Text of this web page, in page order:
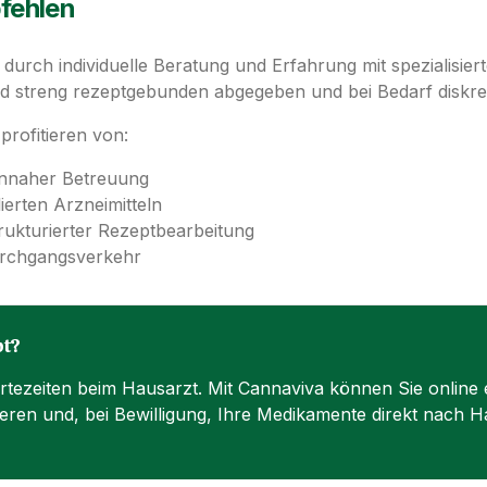
individuelle Beratung und Erfahrung mit
streng rezeptgebunden abgegeben und bei Bedarf
von:
Betreuung
Arzneimitteln
Rezeptbearbeitung
beim Hausarzt. Mit Cannaviva können Sie online
und, bei Bewilligung, Ihre Medikamente direkt nach